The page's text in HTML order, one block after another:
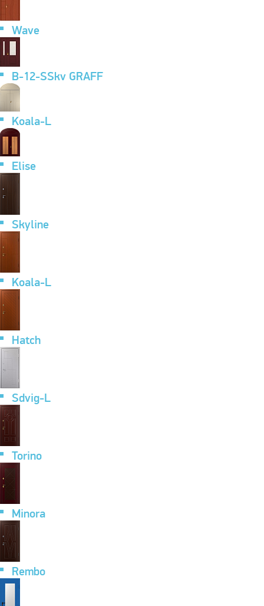
Wave
B-12-SSkv GRAFF
Koala-L
Elise
Skyline
Koala-L
Hatch
Sdvig-L
Torino
Minora
Rembo